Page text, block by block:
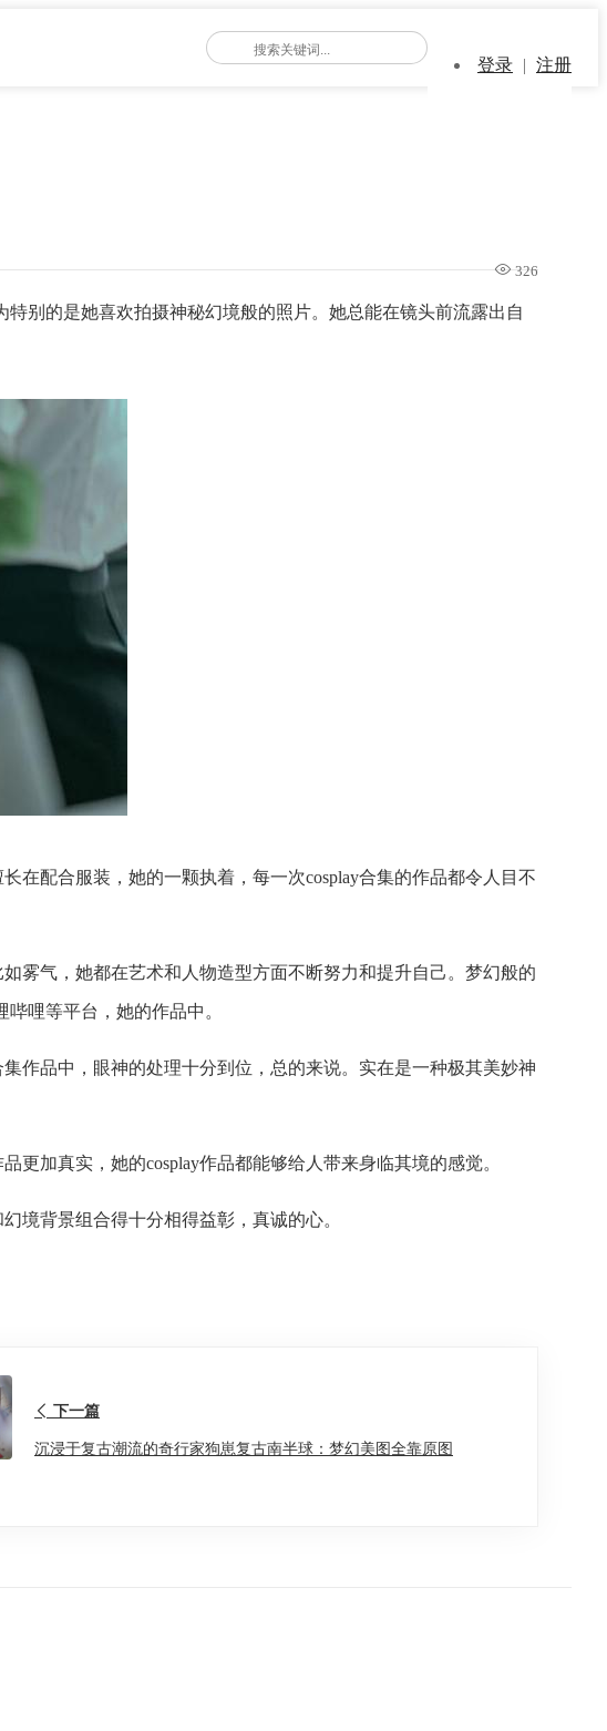
登录 | 注册
326
别的是她喜欢拍摄神秘幻境般的照片。她总能在镜头前流露出自
在配合服装，她的一颗执着，每一次cosplay合集的作品都令人目不
雾气，她都在艺术和人物造型方面不断努力和提升自己。梦幻般的
哩等平台，她的作品中。
作品中，眼神的处理十分到位，总的来说。实在是一种极其美妙神
加真实，她的cosplay作品都能够给人带来身临其境的感觉。
境背景组合得十分相得益彰，真诚的心。
下一篇
沉浸于复古潮流的奇行家狗崽复古南半球：梦幻美图全靠原图